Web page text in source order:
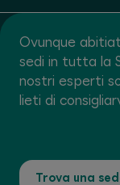
Ovunque
sedi in tutta la
nostri esperti
lieti di
Trova una